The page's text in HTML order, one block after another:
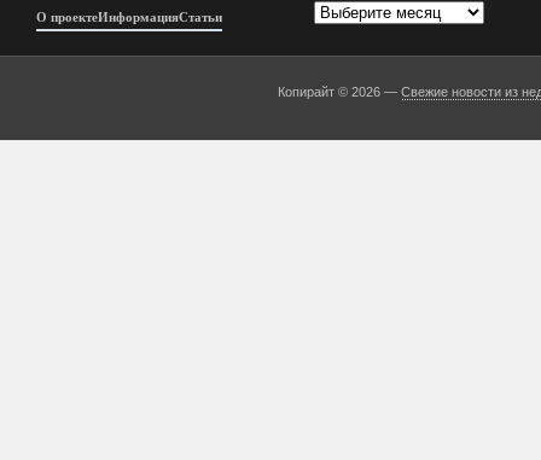
О проектеИнформацияСтатьи Архивы
Копирайт © 2026 —Свежие новости из